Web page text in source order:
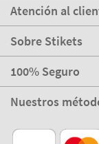
Atención al
Sobre Stikets
100% Seguro
Nuestros